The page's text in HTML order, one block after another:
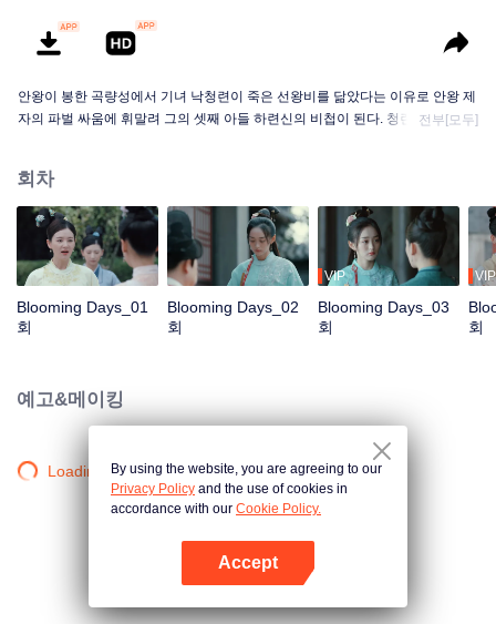
안왕이 봉한 곡량성에서 기녀 낙청련이 죽은 선왕비를 닮았다는 이유로 안왕 제
자의 파벌 싸움에 휘말려 그의 셋째 아들 하련신의 비첩이 된다. 청련은 처음에
전부[모두]
회차
Blooming Days_01
회
Blooming Days_02
회
VIP
Blooming Days_03
회
VIP
회
예고&메이킹
Loading…By using the website, you are agreeing to our
Privacy Policy and the use of cookies in
accordance with our Cookie Policy.
Accept